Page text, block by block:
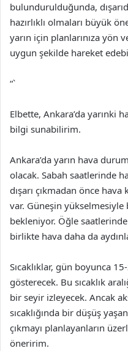
bulundurulduğunda,
hazırlıklı olmaları büyük
yarın için planlarınıza yön
uygun şekilde hareket
“`
Elbette, Ankara’da yarınki
bilgi sunabilirim.
Ankara’da yarın hava
olacak. Sabah saatlerinde
dışarı çıkmadan önce
var. Güneşin yükselmesiyle
bekleniyor. Öğle saatlerinde
birlikte hava daha da
Sıcaklıklar, gün boyunca
gösterecek. Bu sıcaklık
bir seyir izleyecek. Ancak
sıcaklığında bir düşüş
çıkmayı planlayanların
öneririm.